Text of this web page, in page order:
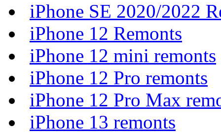
iPhone SE 2020/2022
iPhone 12 Remonts
iPhone 12 mini remonts
iPhone 12 Pro remonts
iPhone 12 Pro Max
iPhone 13 remonts